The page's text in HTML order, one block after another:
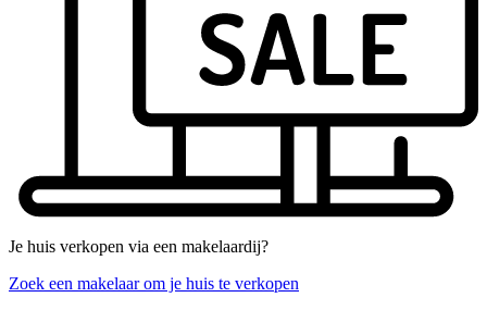
Je huis verkopen via een makelaardij?
Zoek een makelaar om je huis te verkopen